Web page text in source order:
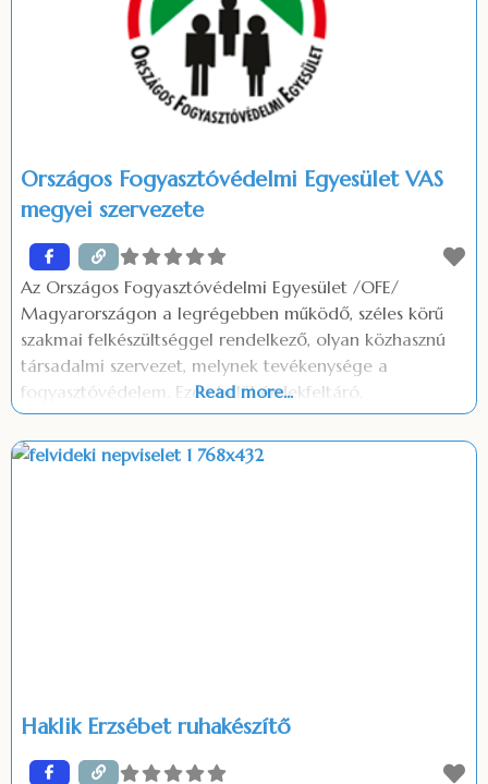
Országos Fogyasztóvédelmi Egyesület VAS
megyei szervezete
Az Országos Fogyasztóvédelmi Egyesület /OFE/
Magyarországon a legrégebben működő, széles körű
szakmai felkészültséggel rendelkező, olyan közhasznú
társadalmi szervezet, melynek tevékenysége a
fogyasztóvédelem. Ezen belül érdekfeltáró,
érdekképviseleti, érdekvédelmi, fogyasztói tájékoztatási
tevékenységet végez. Az OFE Vas megyében működő
helyi szervezete az Országos Fogyasztóvédelmi
Read more...
Haklik Erzsébet ruhakészítő